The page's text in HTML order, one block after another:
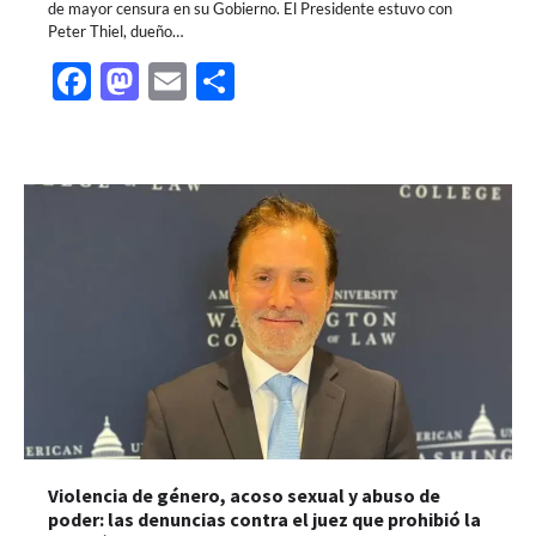
de mayor censura en su Gobierno. El Presidente estuvo con
Peter Thiel, dueño…
Facebook
Mastodon
Email
Violencia de género, acoso sexual y abuso de
poder: las denuncias contra el juez que prohibió la